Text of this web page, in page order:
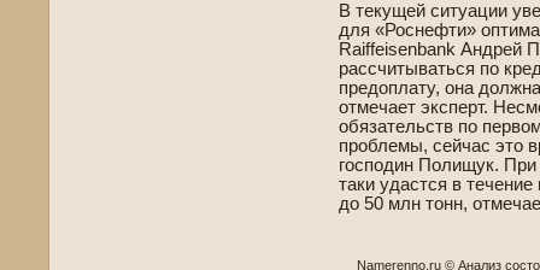
В текущей ситуации
для «Роснефти»
Raiffeisenbank Андрей
рассчитываться по
предоплату, она
отмечает эксперт.
обязательств по
проблемы, сейчас это
господин Полищук. При
таки удастся в
до 50 млн тонн,
Namerenno.ru © Анализ